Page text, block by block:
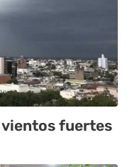
vientos fuertes